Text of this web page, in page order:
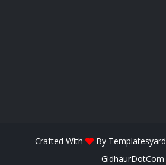
Crafted With By Templatesyard
GidhaurDotCom